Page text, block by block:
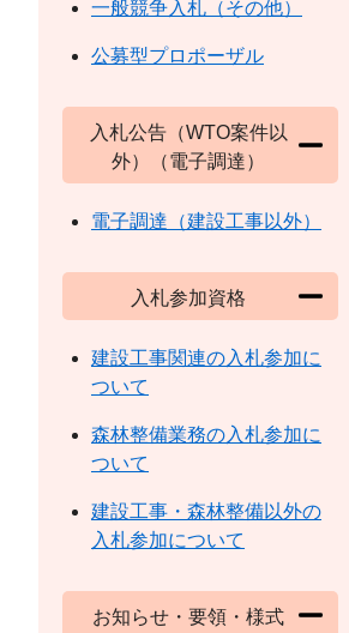
一般競争入札（その他）
公募型プロポーザル
入札公告（WTO案件以
外）（電子調達）
電子調達（建設工事以外）
入札参加資格
建設工事関連の入札参加に
ついて
森林整備業務の入札参加に
ついて
建設工事・森林整備以外の
入札参加について
お知らせ・要領・様式